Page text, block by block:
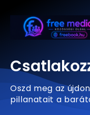
Oszd meg az
pillanatait a